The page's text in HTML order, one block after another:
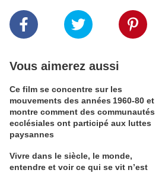
Vous aimerez aussi
Ce film se concentre sur les
mouvements des années 1960‑80 et
montre comment des communautés
ecclésiales ont participé aux luttes
paysannes
Vivre dans le siècle, le monde,
entendre et voir ce qui se vit n’est